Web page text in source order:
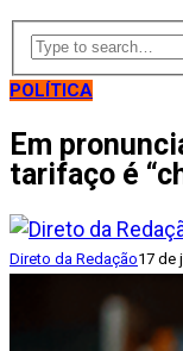
POLÍTICA
Em
tarifaço é
Direto da Redação17 de